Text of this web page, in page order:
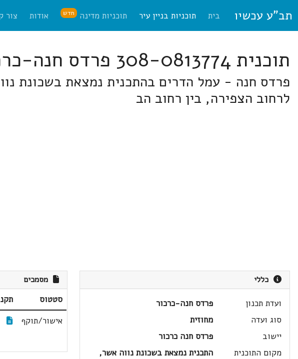
תב"ע עכשיו בית תוכניות בניין עיר תוכניות מדינה חדש אודות צור
תוכנית 308-0813774 פרדס חנה-כרכור
פרדס חנה - עמל הדרים בהתכנית נמצאת בשכונת
לרחוב הצפירה, בין רחוב הב
כללי
ועדת תכנון
פרדס חנה-כרכור
סוג ועדה
מחוזית
יישוב
פרדס חנה כרכור
מקום התוכנית
התכנית נמצאת בשכונת נווה אשר,
מסמכים
סטטוס
אישור/תוקף